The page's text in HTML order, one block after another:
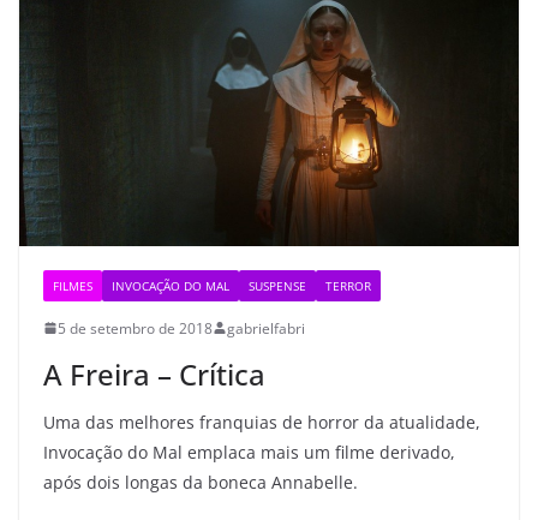
FILMES INVOCAÇÃO DO MAL SUSPENSE TERROR
5 de setembro de 2018 gabrielfabri
A Freira – Crítica
Uma das melhores franquias de horror da atualidade,
Invocação do Mal emplaca mais um filme derivado,
após dois longas da boneca Annabelle.